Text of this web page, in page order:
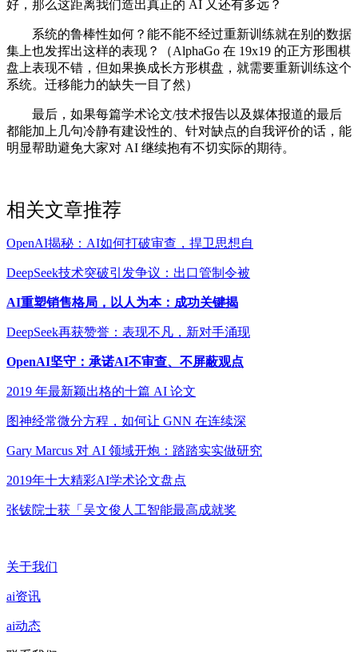
好，那么这距离我们造出真正的 AI 又还有多远？
系统的鲁棒性如何？能不能不经过重新训练就在别的数据
集上也发挥出这样的表现？（AlphaGo 在 19x19 的正方形围棋
盘上表现不错，但如果换成长方形棋盘，就需要重新训练这个
系统。迁移能力的缺失一目了然）
最后，如果每篇学术论文/技术报告以及媒体报道的最后
都能加上几句冷静有建设性的、针对缺点的自我评价的话，能
明显帮助避免大家对 AI 继续抱有不切实际的期待。
相关文章推荐
OpenAI揭秘：AI如何打破审查，捍卫思想自
DeepSeek技术突破引发争议：出口管制令被
AI重塑销售格局，以人为本：成功关键揭
DeepSeek再获赞誉：表现不凡，新对手涌现
OpenAI坚守：承诺AI不审查、不屏蔽观点
2019 年最新颖出格的十篇 AI 论文
图神经常微分方程，如何让 GNN 在连续深
Gary Marcus 对 AI 领域开炮：踏踏实实做研究
2019年十大精彩AI学术论文盘点
张钹院士获「吴文俊人工智能最高成就奖
关于我们
ai资讯
ai动态